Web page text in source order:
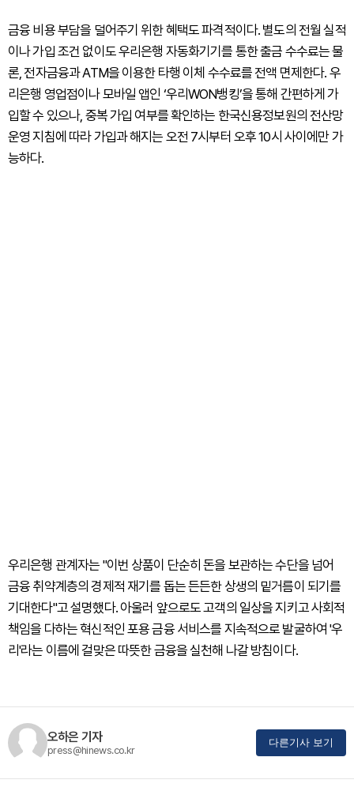
금융 비용 부담을 덜어주기 위한 혜택도 파격적이다. 별도의 전월 실적
이나 가입 조건 없이도 우리은행 자동화기기를 통한 출금 수수료는 물
론, 전자금융과 ATM을 이용한 타행 이체 수수료를 전액 면제한다. 우
리은행 영업점이나 모바일 앱인 ‘우리WON뱅킹’을 통해 간편하게 가
입할 수 있으나, 중복 가입 여부를 확인하는 한국신용정보원의 전산망
운영 지침에 따라 가입과 해지는 오전 7시부터 오후 10시 사이에만 가
능하다.
우리은행 관계자는 "이번 상품이 단순히 돈을 보관하는 수단을 넘어
금융 취약계층의 경제적 재기를 돕는 든든한 상생의 밑거름이 되기를
기대한다"고 설명했다. 아울러 앞으로도 고객의 일상을 지키고 사회적
책임을 다하는 혁신적인 포용 금융 서비스를 지속적으로 발굴하여 '우
리'라는 이름에 걸맞은 따뜻한 금융을 실천해 나갈 방침이다.
오하은 기자
press@hinews.co.kr
다른기사 보기